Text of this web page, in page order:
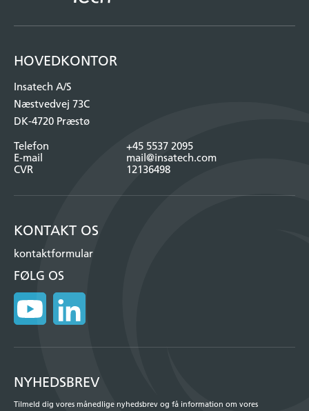
HOVEDKONTOR
Insatech A/S
Næstvedvej 73C
DK-4720 Præstø
Telefon
+45 5537 2095
E-mail
mail@insatech.com
CVR
12136498
KONTAKT OS
kontaktformular
FØLG OS
NYHEDSBREV
Tilmeld dig vores månedlige nyhedsbrev og få information om vores